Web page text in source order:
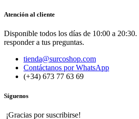
Atención al cliente
Disponible todos los días de 10:00 a 20:30.
responder a tus preguntas.
tienda@surcoshop.com
Contáctanos por WhatsApp
(+34) 673 77 63 69
Síguenos
¡Gracias por suscribirse!